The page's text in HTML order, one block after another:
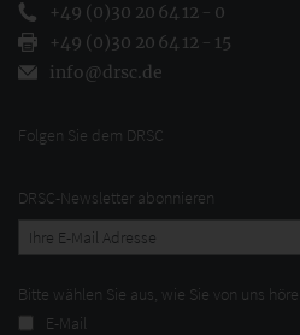
+49 (0)30 20 64 12 - 0
+49 (0)30 20 64 12 - 15
info@drsc.de
Folgen Sie dem DRSC
DRSC-Newsletter abonnieren
Bitte wählen Sie aus, wie Sie von uns
E-Mail